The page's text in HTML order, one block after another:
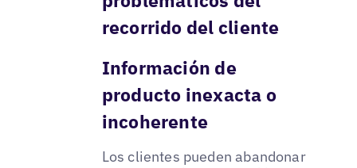
recorrido del cliente
Información de
producto inexacta o
incoherente
Los clientes pueden abandonar